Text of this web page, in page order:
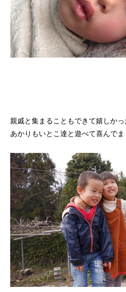
親戚と集まることもできて嬉しかっ
あかりもいとこ達と遊べて喜んでま